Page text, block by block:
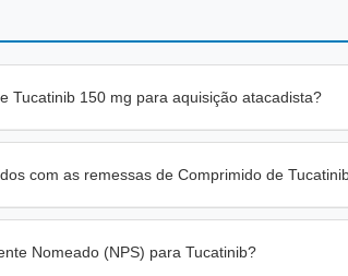
Tucatinib 150 mg para aquisição atacadista?
com as remessas de Comprimido de
Nomeado (NPS) para Tucatinib?